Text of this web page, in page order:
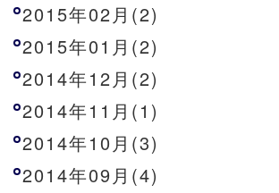
2015年02月(2)
2015年01月(2)
2014年12月(2)
2014年11月(1)
2014年10月(3)
2014年09月(4)